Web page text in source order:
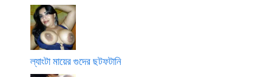
ল্যাংটা মায়ের গুদের ছটফটানি